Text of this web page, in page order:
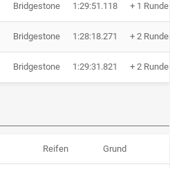
Bridgestone 1:29:51.118 + 1 Runde
Bridgestone 1:28:18.271 + 2 Runden
Bridgestone 1:29:31.821 + 2 Runden
Reifen Grund